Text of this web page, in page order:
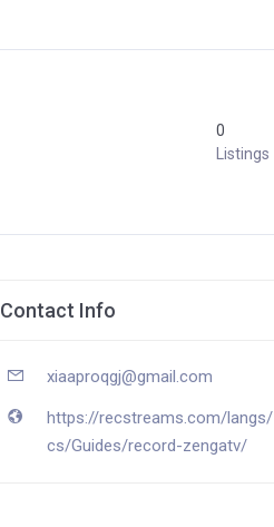
0
Listings
Contact Info
xiaaproqgj@gmail.com
https://recstreams.com/langs/
cs/Guides/record-zengatv/